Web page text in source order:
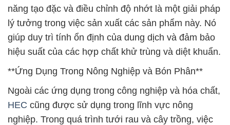
năng tạo đặc và điều chỉnh độ nhớt là một giải pháp
lý tưởng trong việc sản xuất các sản phẩm này. Nó
giúp duy trì tính ổn định của dung dịch và đảm bảo
hiệu suất của các hợp chất khử trùng và diệt khuẩn.
**Ứng Dụng Trong Nông Nghiệp và Bón Phân**
Ngoài các ứng dụng trong công nghiệp và hóa chất,
HEC cũng được sử dụng trong lĩnh vực nông
nghiệp. Trong quá trình tưới rau và cây trồng, việc